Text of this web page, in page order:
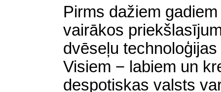
Pirms dažiem
vairākos
dvēseļu
Visiem − labiem un
despotiskas valsts